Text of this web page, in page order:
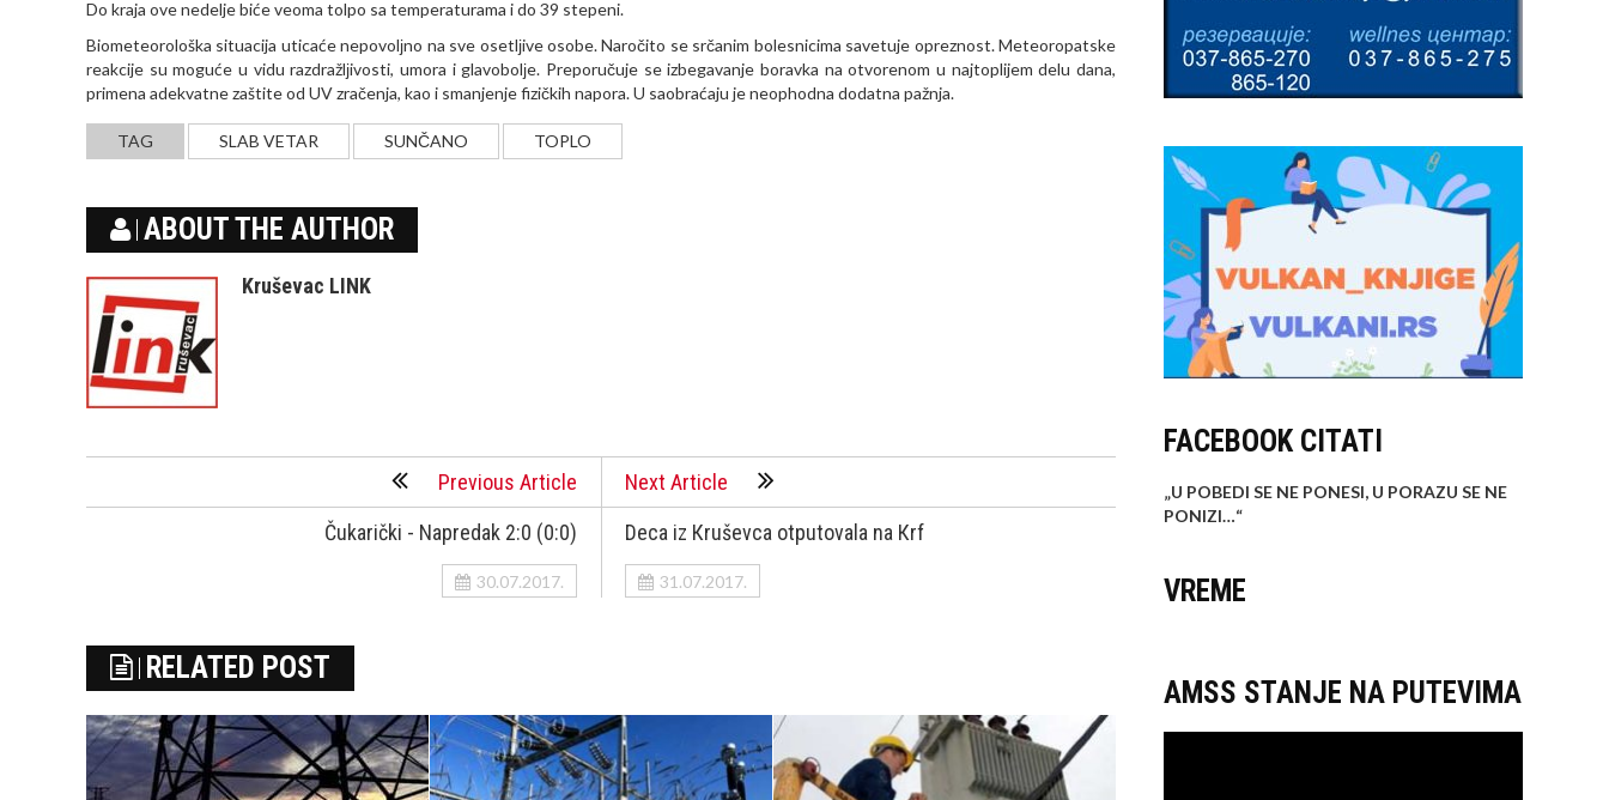
Do kraja ove nedelje biće veoma tolpo sa temperaturama i do 39 stepeni.
Biometeorološka situacija uticaće nepovolјno na sve osetlјive osobe. Naročito se srčanim bolesnicima savetuje opreznost. Meteoropatske
reakcije su moguće u vidu razdražlјivosti, umora i glavobolјe. Preporučuje se izbegavanje boravka na otvorenom u najtoplijem delu dana,
primena adekvatne zaštite od UV zračenja, kao i smanjenje fizičkih napora. U saobraćaju je neophodna dodatna pažnja.
TAG SLAB VETAR SUNČANO TOPLO
ABOUT THE AUTHOR
Kruševac LINK
Previous Article
Čukarički - Napredak 2:0 (0:0)
30.07.2017.
Next Article
Deca iz Кruševca otputovala na Кrf
31.07.2017.
RELATED POST
FACEBOOK CITATI
„U POBEDI SE NE PONESI, U PORAZU SE NE
PONIZI…“
VREME
AMSS STANJE NA PUTEVIMA